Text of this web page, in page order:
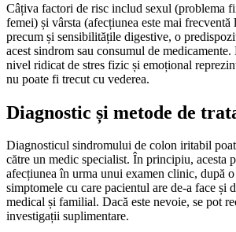
Câțiva factori de risc includ sexul (problema
femei) și vârsta (afecțiunea este mai frecventă
precum și sensibilitățile digestive, o
acest sindrom sau consumul de
nivel ridicat de stres fizic și emoțional
nu poate fi trecut cu vederea.
Diagnostic și metode de
Diagnosticul sindromului de colon iritabil
către un medic specialist. În principiu, acesta
afecțiunea în urma unui examen clinic, după
simptomele cu care pacientul are de-a face și
medical și familial. Dacă este nevoie, se pot
investigații suplimentare.